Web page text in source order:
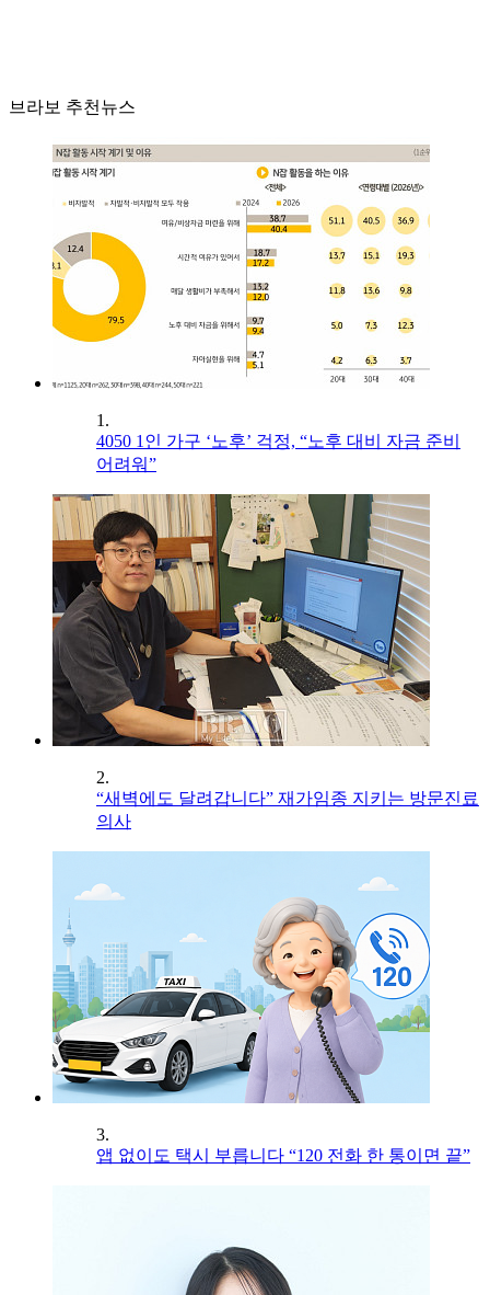
브라보 추천뉴스
1.
4050 1인 가구 ‘노후’ 걱정, “노후 대비 자금 준비
어려워”
2.
“새벽에도 달려갑니다” 재가임종 지키는 방문진료
의사
3.
앱 없이도 택시 부릅니다 “120 전화 한 통이면 끝”